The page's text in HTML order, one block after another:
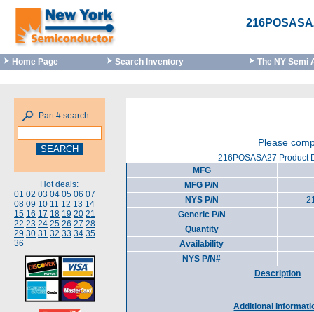
Home Page Search Inventory The NY Semi
Part # search
Hot deals:
01 02 03 04 05 06 07
08 09 10 11 12 13 14
15 16 17 18 19 20 21
22 23 24 25 26 27 28
29 30 31 32 33 34 35
36
Please
216POSASA27 Product
MFG
MFG P/N
NYS P/N
Generic P/N
Quantity
Availability
NYS P/N#
Description
Additional